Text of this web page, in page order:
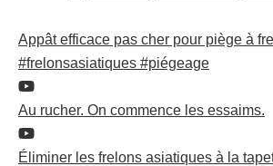
Appât efficace pas cher pour piège à
#frelonsasiatiques #piégeage
Au rucher. On commence les essaims.
Éliminer les frelons asiatiques à la